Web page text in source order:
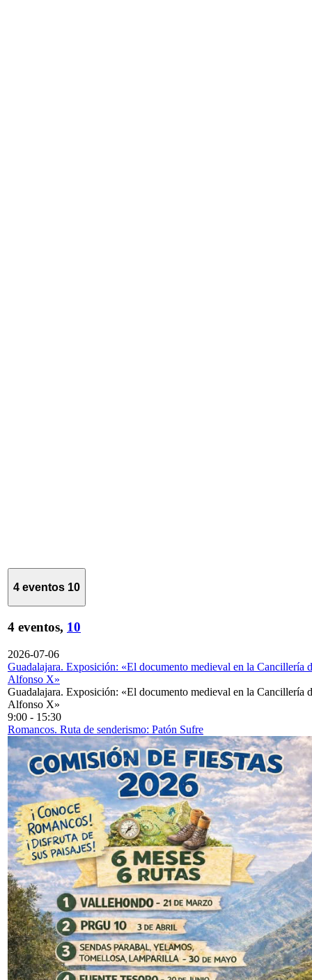
4 eventos 10
4 eventos, 10
2026-07-06
Guadalajara. Exposición: «El documento medieval en la Cancillería
Alfonso X»
Guadalajara. Exposición: «El documento medieval en la Cancillería
Alfonso X»
9:00 - 15:30
Romancos. Ruta de senderismo: Patón Sufre